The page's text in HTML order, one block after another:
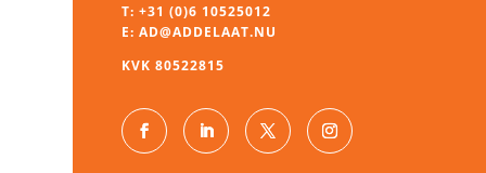
T: +31 (0)6 10525012
E: AD@ADDELAAT.NU
KVK 80522815